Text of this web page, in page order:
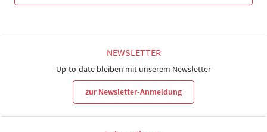
NEWSLETTER
Up-to-date bleiben mit unserem Newsletter
zur Newsletter-Anmeldung